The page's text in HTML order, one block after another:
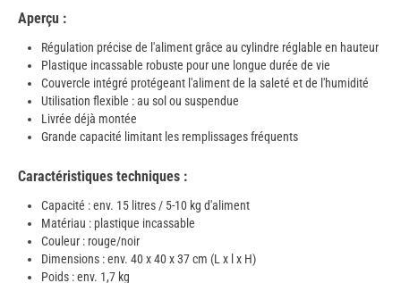
Aperçu :
Régulation précise de l'aliment grâce au cylindre réglable en hauteur
Plastique incassable robuste pour une longue durée de vie
Couvercle intégré protégeant l'aliment de la saleté et de l'humidité
Utilisation flexible : au sol ou suspendue
Livrée déjà montée
Grande capacité limitant les remplissages fréquents
Caractéristiques techniques :
Capacité : env. 15 litres / 5-10 kg d'aliment
Matériau : plastique incassable
Couleur : rouge/noir
Dimensions : env. 40 x 40 x 37 cm (L x l x H)
Poids : env. 1,7 kg